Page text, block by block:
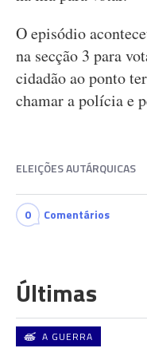
O episódio
na secção 3 para
cidadão ao ponto
chamar a polícia e
ELEIÇÕES AUTÁRQUICAS
0 Comentários
Últimas
A GUERRA